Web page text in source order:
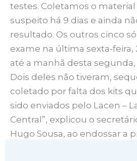
testes. Coletamos o
suspeito há 9 dias e ainda
resultado. Os outros cinco
exame na última sexta-feira,
até a manhã desta segunda,
Dois deles não tiveram,
coletado por falta dos kits
sido enviados pelo Lacen –
Central”, explicou o
Hugo Sousa, ao endossar a